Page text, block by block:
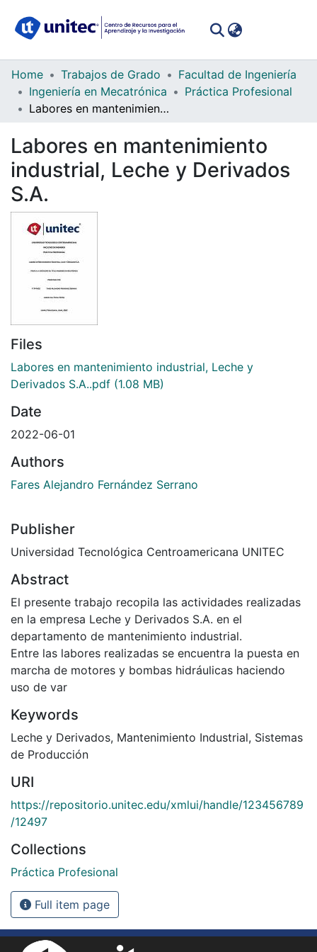
Communities
Collections
All of DSpace
Statistics
Home Trabajos de Grado
Facultad de Ingeniería
Ingeniería en Mecatrónica
Práctica Profesional
Labores en mantenimiento industrial, Leche y Derivados S.A.
Labores en mantenimiento
industrial, Leche y Derivados
S.A.
Files
Labores en mantenimiento industrial, Leche y
Derivados S.A..pdf (1.08 MB)
Date
2022-06-01
Authors
Fares Alejandro Fernández Serrano
Publisher
Universidad Tecnológica Centroamericana UNITEC
Abstract
El presente trabajo recopila las actividades realizadas
en la empresa Leche y Derivados S.A. en el
departamento de mantenimiento industrial.
Entre las labores realizadas se encuentra la puesta en
marcha de motores y bombas hidráulicas haciendo
uso de var
Keywords
Leche y Derivados, Mantenimiento Industrial, Sistemas
de Producción
URI
https://repositorio.unitec.edu/xmlui/handle/123456789
/12497
Collections
Práctica Profesional
Full item page